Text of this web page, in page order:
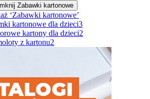
Zabawki kartonowe
‘Zabawki kartonowe’
kartonowe dla dzieci3
kartony dla dzieci2
z kartonu2